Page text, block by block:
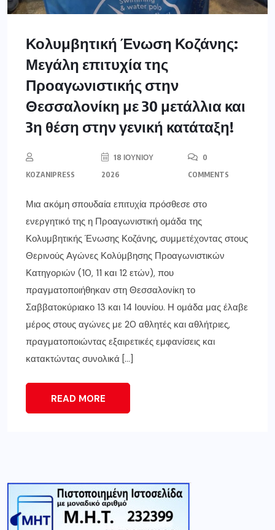
Κολυμβητική Ένωση Κοζάνης:
Μεγάλη επιτυχία της
Προαγωνιστικής στην
Θεσσαλονίκη με 30 μετάλλια και
3η θέση στην γενική κατάταξη!
KOZANIPRESS
18 ΙΟΥΝΊΟΥ
2026
0
COMMENTS
Μια ακόμη σπουδαία επιτυχία πρόσθεσε στο
ενεργητικό της η Προαγωνιστική ομάδα της
Κολυμβητικής Ένωσης Κοζάνης, συμμετέχοντας στους
Θερινούς Αγώνες Κολύμβησης Προαγωνιστικών
Κατηγοριών (10, 11 και 12 ετών), που
πραγματοποιήθηκαν στη Θεσσαλονίκη το
Σαββατοκύριακο 13 και 14 Ιουνίου. Η ομάδα μας έλαβε
μέρος στους αγώνες με 20 αθλητές και αθλήτριες,
πραγματοποιώντας εξαιρετικές εμφανίσεις και
κατακτώντας συνολικά […]
READ MORE